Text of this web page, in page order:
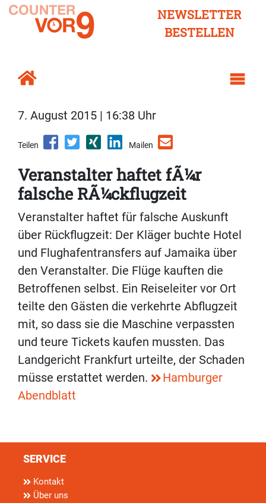
NEWSLETTER
BESTELLEN
7. August 2015 | 16:38 Uhr
Teilen Mailen
Veranstalter haftet fÃ¼r
falsche RÃ¼ckflugzeit
Veranstalter haftet für falsche Auskunft
über Rückflugzeit: Der Kläger buchte Hotel
und Flughafentransfers auf Jamaika über
den Veranstalter. Die Flüge kauften die
Betroffenen selbst. Ein Reiseleiter vor Ort
teilte den Gästen die verkehrte Abflugzeit
mit, so dass sie die Maschine verpassten
und teure Tickets kaufen mussten. Das
Landgericht Frankfurt urteilte, der Schaden
müsse erstattet werden.
Hamburger
Abendblatt
SERVICE
Kontakt
Über uns